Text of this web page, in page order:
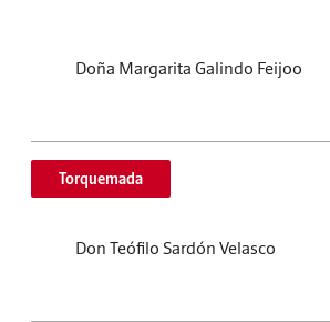
Doña Margarita Galindo Feijoo
Torquemada
Don Teófilo Sardón Velasco